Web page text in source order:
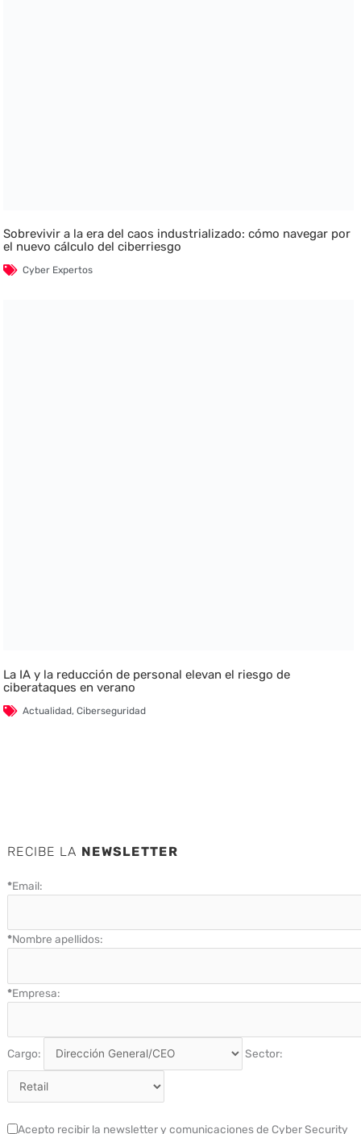
Sobrevivir a la era del caos industrializado: cómo navegar por
el nuevo cálculo del ciberriesgo
Cyber Expertos
La IA y la reducción de personal elevan el riesgo de
ciberataques en verano
Actualidad,Ciberseguridad
RECIBE LA NEWSLETTER
*Email:
*Nombre apellidos:
*Empresa:
Cargo: Sector:
Acepto recibir la newsletter y comunicaciones de Cyber Security